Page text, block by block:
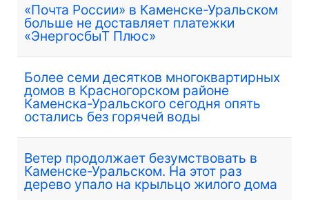
«Почта России» в Каменске-Уральском
больше не доставляет платежки
«ЭнергосбыТ Плюс»
Более семи десятков многоквартирных
домов в Красногорском районе
Каменска-Уральского сегодня опять
остались без горячей воды
Ветер продолжает безумствовать в
Каменске-Уральском. На этот раз
дерево упало на крыльцо жилого дома